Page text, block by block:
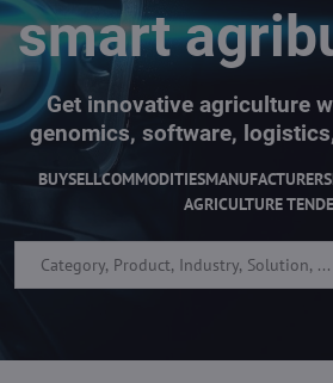
smart
Get innovative agriculture
genomics, software,
BUYSELLCOMMODITIESMANUFACTURERS
AGRICULTURE